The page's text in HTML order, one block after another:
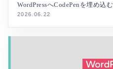
WordPressへCodePenを埋め込む
2026.06.22